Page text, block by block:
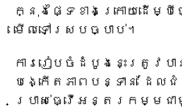
ក្នុងផ្ទៃខាងក្រោយដើម្បី
មើលទៅស្របច្បាប់។
ការរៀបចំដំបូងនេះត្រូវប
បង្កើតភាពបន្ទាន់ ដែ
ប្រាស់ធ្វើអន្តរកម្មជា